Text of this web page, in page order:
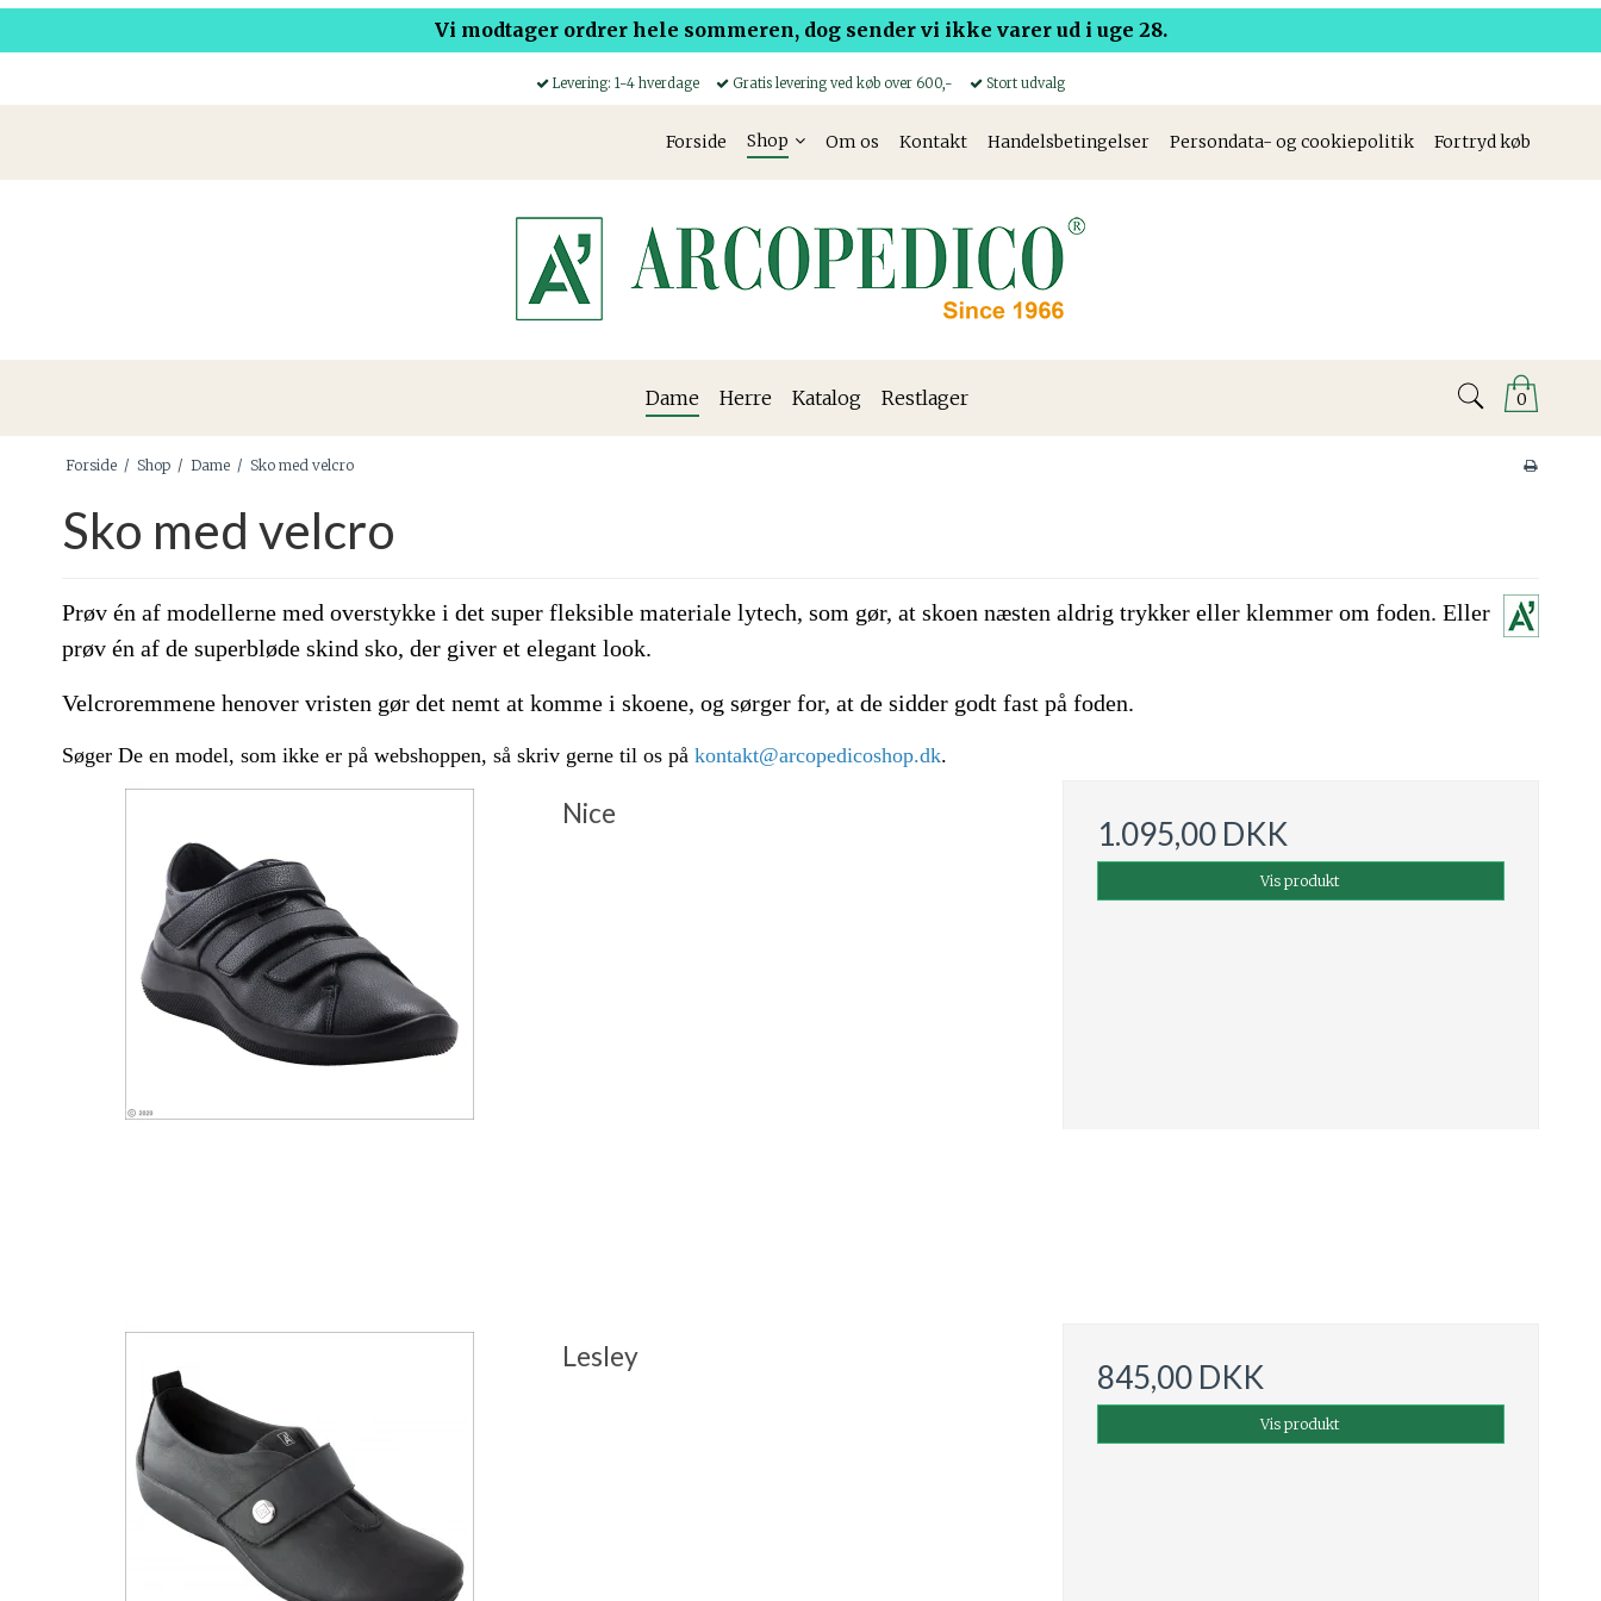
Vi modtager ordrer hele sommeren, dog sender vi ikke varer ud i uge 28.
Levering: 1-4 hverdage Gratis levering ved køb over 600,- Stort udvalg
Forside Shop Om os Kontakt Handelsbetingelser Persondata- og cookiepolitik Fortryd køb
0
Dame Herre Katalog Restlager
Forside / Shop / Dame / Sko med velcro
Sko med velcro
Prøv én af modellerne med overstykke i det super fleksible materiale lytech, som gør, at skoen næsten aldrig trykker eller klemmer om foden. Eller
prøv én af de superbløde skind sko, der giver et elegant look.
Velcroremmene henover vristen gør det nemt at komme i skoene, og sørger for, at de sidder godt fast på foden.
Søger De en model, som ikke er på webshoppen, så skriv gerne til os på kontakt@arcopedicoshop.dk.
Nice
1.095,00 DKK
Vis produkt
Lesley
845,00 DKK
Vis produkt